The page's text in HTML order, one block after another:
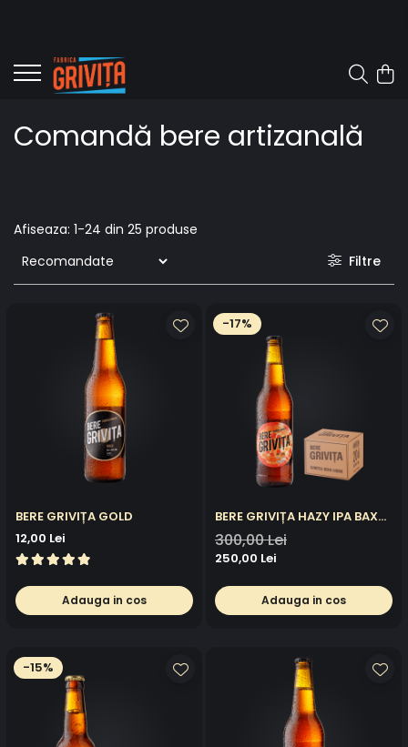
Comandă bere artizanală
Afiseaza: 1-24 din 25 produse
Filtre
BERE GRIVIȚA GOLD
12,00 Lei
Adauga in cos
-17%
BERE GRIVIȚA HAZY IPA BAX
20X0.5L
300,00 Lei
250,00 Lei
Adauga in cos
-15%